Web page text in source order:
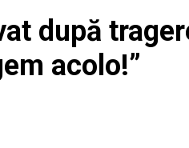
după
acolo!”